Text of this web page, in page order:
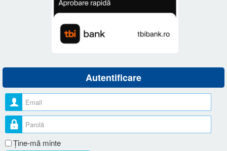
Autentificare
Nume utilizator
Parolă
Ţine-mă minte